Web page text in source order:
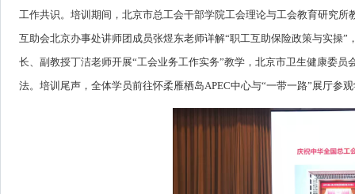
工作共识。培训期间，北京市总工会干部学院工会理论与工会教育研究
互助会北京办事处讲师团成员张煜东老师详解“职工互助保险政策与实操
长、副教授丁洁老师开展“工会业务工作实务”教学，北京市卫生健康委
法。培训尾声，全体学员前往怀柔雁栖岛APEC中心与“一带一路”展厅参